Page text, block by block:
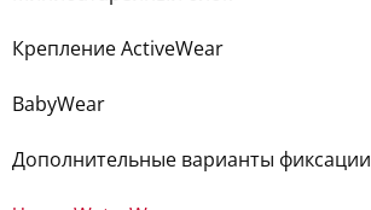
Крепление ActiveWear
BabyWear
Дополнительные варианты фиксации